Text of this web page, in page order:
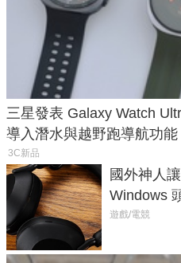
三星發表 Galaxy Watch
導入潛水與越野跑導航功能
3C新品
國外神人
Windows
飛行超有感
遊戲/電競